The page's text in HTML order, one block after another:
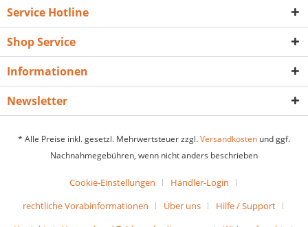
Service Hotline
Shop Service
Informationen
Newsletter
* Alle Preise inkl. gesetzl. Mehrwertsteuer zzgl.Versandkosten und ggf.
Nachnahmegebühren, wenn nicht anders beschrieben
Cookie-Einstellungen
Händler-Login
rechtliche Vorabinformationen
Über uns
Hilfe / Support